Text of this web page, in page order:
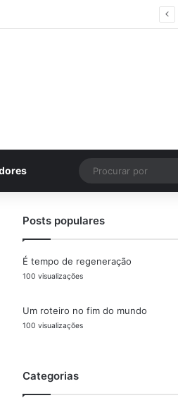
Posts populares
É tempo de regeneração
100 visualizações
Um roteiro no fim do mundo
100 visualizações
Categorias